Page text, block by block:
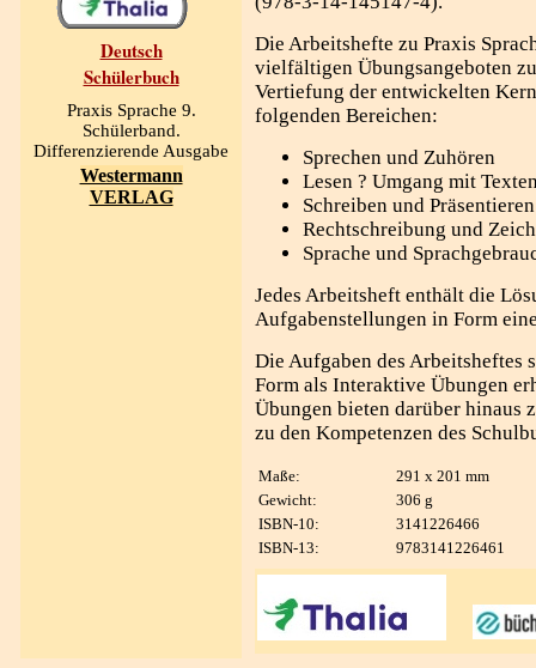
Deutsch
Schülerbuch
Praxis Sprache 9.
Schülerband.
Differenzierende Ausgabe
Westermann
VERLAG
Die Arbeitshefte zu Praxis
vielfältigen Übungsangeboten
Vertiefung der entwickelten
folgenden Bereichen:
Sprechen und Zuhören
Lesen ? Umgang mit
Schreiben und Präsentieren
Rechtschreibung und
Sprache und
Jedes Arbeitsheft enthält die
Aufgabenstellungen in Form
Die Aufgaben des
Form als Interaktive Übungen
Übungen bieten darüber hinaus
zu den Kompetenzen des
Maße:
291 x 201 mm
Gewicht:
306 g
ISBN-10:
3141226466
ISBN-13:
9783141226461